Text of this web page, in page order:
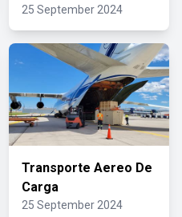
25 September 2024
Transporte Aereo De
Carga
25 September 2024